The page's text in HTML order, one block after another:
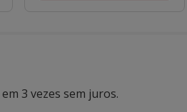
3 vezes sem juros.